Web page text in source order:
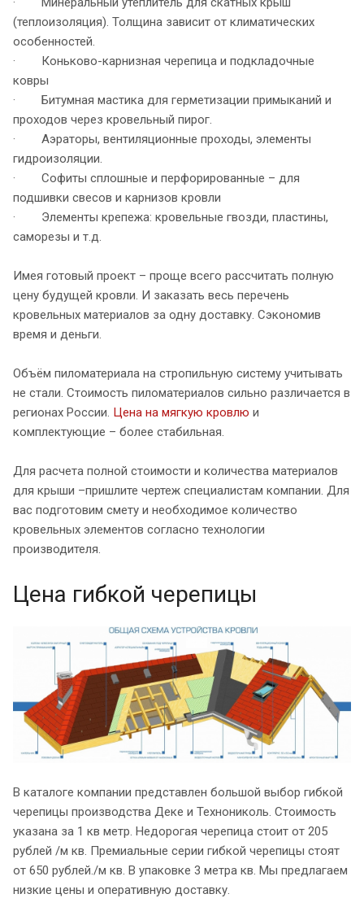
(теплоизоляция). Толщина зависит от климатических
особенностей.
· Коньково-карнизная черепица и подкладочные
ковры
· Битумная мастика для герметизации примыканий и
проходов через кровельный пирог.
· Аэраторы, вентиляционные проходы, элементы
гидроизоляции.
· Софиты сплошные и перфорированные – для
подшивки свесов и карнизов кровли
· Элементы крепежа: кровельные гвозди, пластины,
саморезы и т.д.
Имея готовый проект – проще всего рассчитать полную
цену будущей кровли. И заказать весь перечень
кровельных материалов за одну доставку. Сэкономив
время и деньги.
Объём пиломатериала на стропильную систему учитывать
не стали. Стоимость пиломатериалов сильно различается в
регионах России. Цена на мягкую кровлю и
комплектующие – более стабильная.
Для расчета полной стоимости и количества материалов
для крыши –пришлите чертеж специалистам компании. Для
вас подготовим смету и необходимое количество
кровельных элементов согласно технологии
производителя.
Цена гибкой черепицы
В каталоге компании представлен большой выбор гибкой
черепицы производства Деке и Технониколь. Стоимость
указана за 1 кв метр. Недорогая черепица стоит от 205
рублей /м кв. Премиальные серии гибкой черепицы стоят
от 650 рублей./м кв. В упаковке 3 метра кв. Мы предлагаем
низкие цены и оперативную доставку.